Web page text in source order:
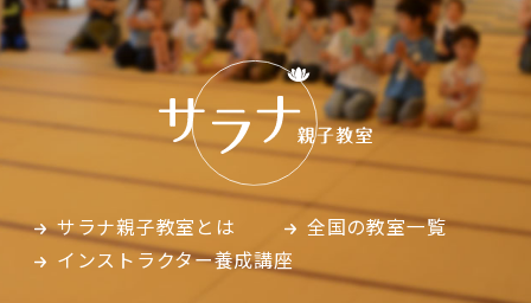
サラナ親子教室とは
全国の教室一覧
インストラクター養成講座